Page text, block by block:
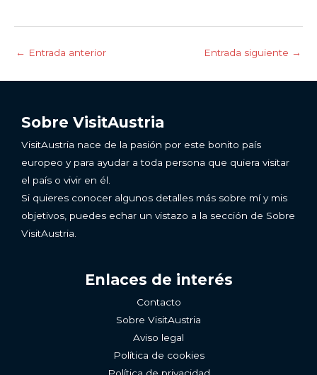
← Entrada anterior Entrada siguiente →
Sobre VisitAustria
VisitAustria nace de la pasión por este bonito país
europeo y para ayudar a toda persona que quiera visitar
el país o vivir en él.
Si quieres conocer algunos detalles más sobre mí y mis
objetivos, puedes echar un vistazo a la sección de Sobre
VisitAustria.
Enlaces de interés
Contacto
Sobre VisitAustria
Aviso legal
Política de cookies